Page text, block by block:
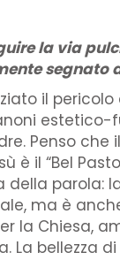
la via
segnato
il
Penso
il “Bel
parola:
ma è
la Chiesa,
bellezza